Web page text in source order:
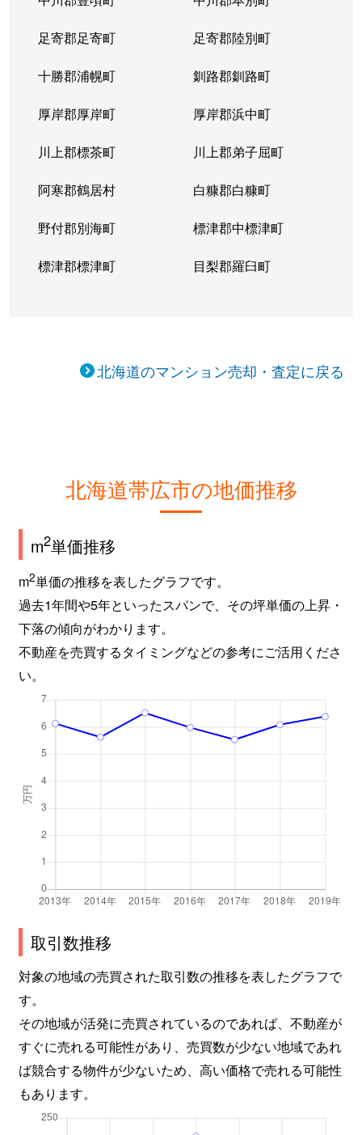
足寄郡足寄町 足寄郡陸別町
十勝郡浦幌町 釧路郡釧路町
厚岸郡厚岸町 厚岸郡浜中町
川上郡標茶町 川上郡弟子屈町
阿寒郡鶴居村 白糠郡白糠町
野付郡別海町 標津郡中標津町
標津郡標津町 目梨郡羅臼町
北海道のマンション売却・査定に戻る
北海道帯広市の地価推移
m2単価推移
m2単価の推移を表したグラフです。
過去1年間や5年といったスパンで、その坪単価の上昇・
下落の傾向がわかります。
不動産を売買するタイミングなどの参考にご活用くださ
い。
取引数推移
対象の地域の売買された取引数の推移を表したグラフで
す。
その地域が活発に売買されているのであれば、不動産が
すぐに売れる可能性があり、売買数が少ない地域であれ
ば競合する物件が少ないため、高い価格で売れる可能性
もあります。